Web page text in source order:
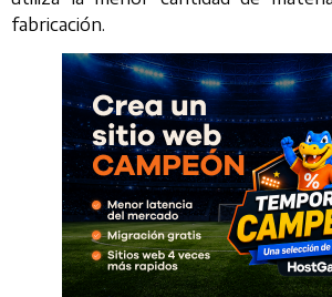
fabricación.